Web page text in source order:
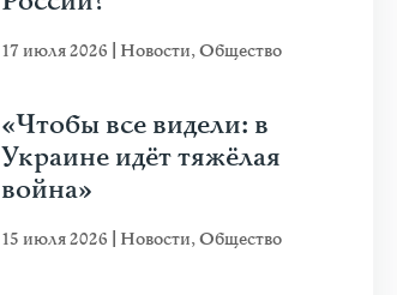
17 июля 2026 Новости,Общество
«Чтобы все видели: в
Украине идёт тяжёлая
война»
15 июля 2026 Новости,Общество